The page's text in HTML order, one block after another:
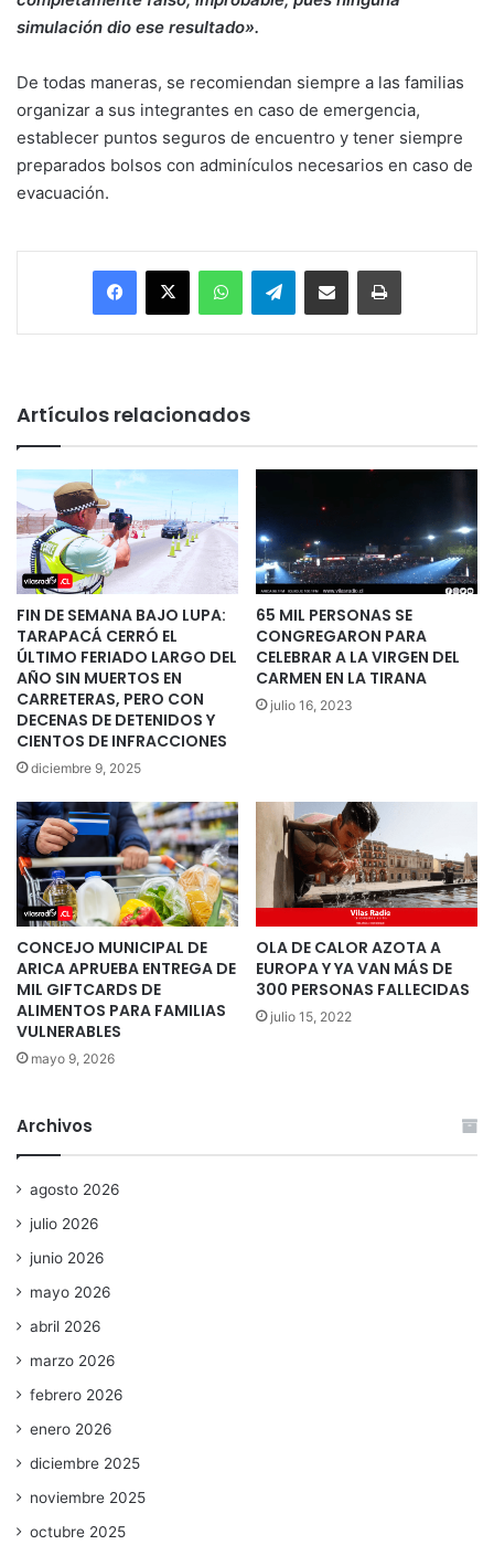
simulación dio ese resultado».
De todas maneras, se recomiendan siempre a las familias
organizar a sus integrantes en caso de emergencia,
establecer puntos seguros de encuentro y tener siempre
preparados bolsos con adminículos necesarios en caso de
evacuación.
Facebook
X WhatsAppTelegramEnviar vía email Imprimir
Artículos relacionados
FIN DE SEMANA BAJO LUPA:
TARAPACÁ CERRÓ EL
ÚLTIMO FERIADO LARGO DEL
AÑO SIN MUERTOS EN
CARRETERAS, PERO CON
DECENAS DE DETENIDOS Y
CIENTOS DE INFRACCIONES
diciembre 9, 2025
65 MIL PERSONAS SE
CONGREGARON PARA
CELEBRAR A LA VIRGEN DEL
CARMEN EN LA TIRANA
julio 16, 2023
CONCEJO MUNICIPAL DE
ARICA APRUEBA ENTREGA DE
MIL GIFTCARDS DE
ALIMENTOS PARA FAMILIAS
VULNERABLES
mayo 9, 2026
OLA DE CALOR AZOTA A
EUROPA Y YA VAN MÁS DE
300 PERSONAS FALLECIDAS
julio 15, 2022
Archivos
agosto 2026
julio 2026
junio 2026
mayo 2026
abril 2026
marzo 2026
febrero 2026
enero 2026
diciembre 2025
noviembre 2025
octubre 2025